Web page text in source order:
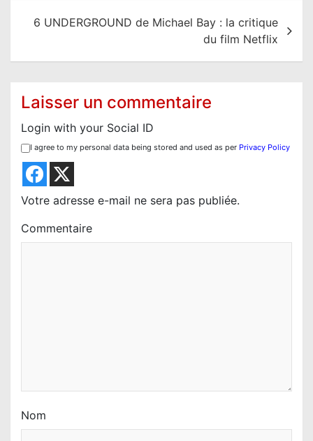
d
6 UNDERGROUND de Michael Bay : la critique
du film Netflix
Laisser un commentaire
Login with your Social ID
I agree to my personal data being stored and used as per Privacy Policy
Votre adresse e-mail ne sera pas publiée.
Commentaire
Nom